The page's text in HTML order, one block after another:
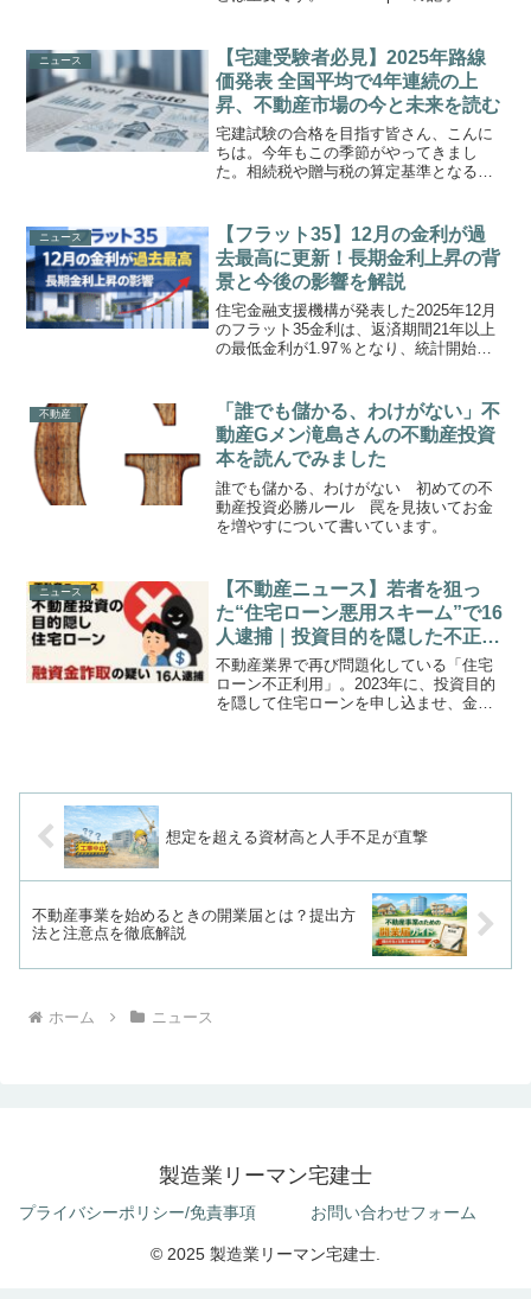
す。不動産業界は日々進化しており、テ
クノロジーの導入...
ニュース
【宅建受験者必見】2025年路線
価発表 全国平均で4年連続の上
昇、不動産市場の今と未来を読む
宅建試験の合格を目指す皆さん、こんに
ちは。今年もこの季節がやってきまし
た。相続税や贈与税の算定基準となる
準宅地の平均が前年比で2.7%上昇し、こ
れで4年連続の上昇となった...
ニュース
【フラット35】12月の金利が過
去最高に更新！長期金利上昇の背
景と今後の影響を解説
住宅金融支援機構が発表した2025年12月
のフラット35金利は、返済期間21年以上
の最低金利が1.97％となり、統計開始以
に上回り、長期固定金利型ローン...
不動産
「誰でも儲かる、わけがない」不
動産Gメン滝島さんの不動産投資
本を読んでみました
誰でも儲かる、わけがない 初めての不
動産投資必勝ルール 罠を見抜いてお金
を増やすについて書いています。
ニュース
【不動産ニュース】若者を狙っ
た“住宅ローン悪用スキーム”で16
人逮捕｜投資目的を隠した不正申
込が横行
不動産業界で再び問題化している「住宅
ローン不正利用」。2023年に、投資目的
を隠して住宅ローンを申し込ませ、金融
想定を超える資材高と人手不足が直撃
不動産事業を始めるときの開業届とは？提出方
法と注意点を徹底解説
ホーム ニュース
製造業リーマン宅建士
プライバシーポリシー/免責事項 お問い合わせフォーム
© 2025 製造業リーマン宅建士.